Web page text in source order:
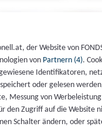
der Website von
von Partnern (4).
Identifikatoren,
oder gelesen
Messung von
den Zugriff auf die Website
Schalter ändern, oder